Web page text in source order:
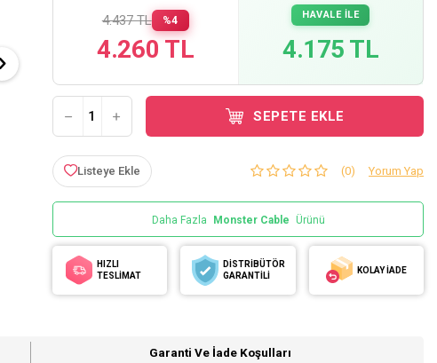
4.437 TL %4
4.260 TL
HAVALE İLE
4.175 TL
SEPETE EKLE
Listeye Ekle (0) Yorum Yap
Daha Fazla Monster Cable Ürünü
HIZLI
TESLİMAT
DİSTRİBÜTÖR
GARANTİLİ
KOLAY İADE
Garanti Ve İade Koşulları